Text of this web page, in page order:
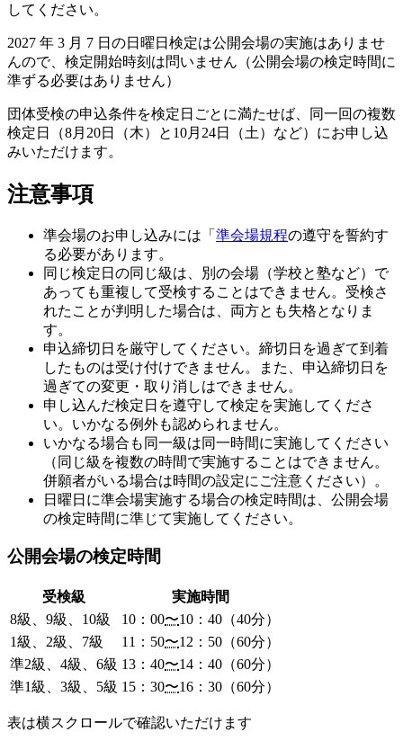
してください。
2027 年 3 月 7 日の日曜日検定は公開会場の実施はありませ
んので、検定開始時刻は問いません（公開会場の検定時間に
準ずる必要はありません）
団体受検の申込条件を検定日ごとに満たせば、同一回の複数
検定日（8月20日（木）と10月24日（土）など）にお申し込
みいただけます。
注意事項
準会場のお申し込みには「 準会場規程の遵守を誓約す
る必要があります。
同じ検定日の同じ級は、別の会場（学校と塾など）で
あっても重複して受検することはできません。受検さ
れたことが判明した場合は、両方とも失格となりま
す。
申込締切日を厳守してください。締切日を過ぎて到着
したものは受け付けできません。また、申込締切日を
過ぎての変更・取り消しはできません。
申し込んだ検定日を遵守して検定を実施してくださ
い。いかなる例外も認められません。
いかなる場合も同一級は同一時間に実施してください
（同じ級を複数の時間で実施することはできません。
併願者がいる場合は時間の設定にご注意ください）。
日曜日に準会場実施する場合の検定時間は、公開会場
の検定時間に準じて実施してください。
公開会場の検定時間
受検級
実施時間
8級、9級、10級
10：00〜10：40（40分）
1級、2級、7級
11：50〜12：50（60分）
準2級、4級、6級 13：40〜14：40（60分）
準1級、3級、5級 15：30〜16：30（60分）
表は横スクロールで確認いただけます